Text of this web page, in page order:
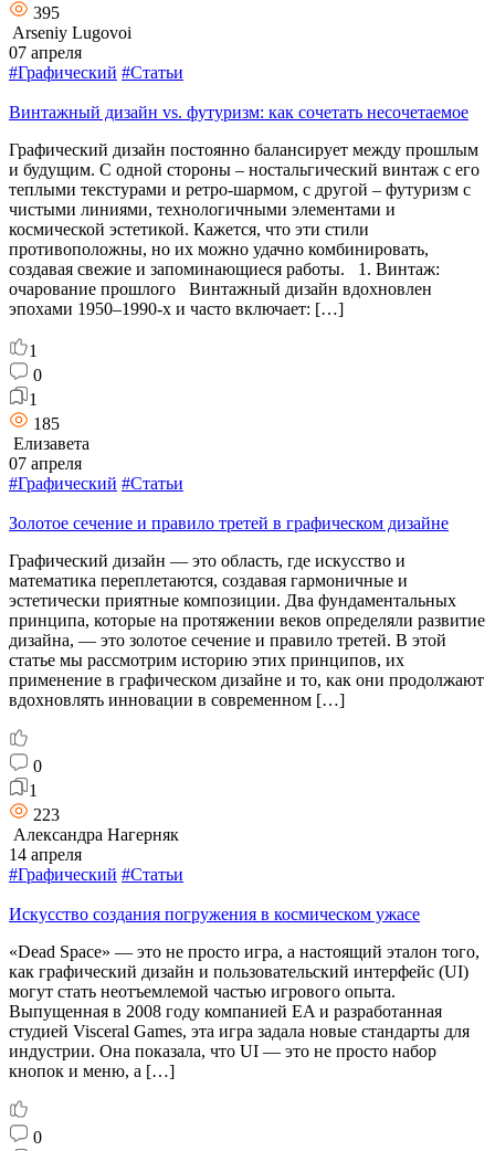
395
Arseniy Lugovoi
07 апреля
#Графический #Статьи
Винтажный дизайн vs. футуризм: как сочетать несочетаемое
Графический дизайн постоянно балансирует между прошлым
и будущим. С одной стороны – ностальгический винтаж с его
теплыми текстурами и ретро-шармом, с другой – футуризм с
чистыми линиями, технологичными элементами и
космической эстетикой. Кажется, что эти стили
противоположны, но их можно удачно комбинировать,
создавая свежие и запоминающиеся работы. 1. Винтаж:
очарование прошлого Винтажный дизайн вдохновлен
эпохами 1950–1990-х и часто включает: […]
1
0
1
185
Елизавета
07 апреля
#Графический #Статьи
Золотое сечение и правило третей в графическом дизайне
Графический дизайн — это область, где искусство и
математика переплетаются, создавая гармоничные и
эстетически приятные композиции. Два фундаментальных
принципа, которые на протяжении веков определяли развитие
дизайна, — это золотое сечение и правило третей. В этой
статье мы рассмотрим историю этих принципов, их
применение в графическом дизайне и то, как они продолжают
вдохновлять инновации в современном […]
0
1
223
Александра Нагерняк
14 апреля
#Графический #Статьи
Искусство создания погружения в космическом ужасе
«Dead Space» — это не просто игра, а настоящий эталон того,
как графический дизайн и пользовательский интерфейс (UI)
могут стать неотъемлемой частью игрового опыта.
Выпущенная в 2008 году компанией EA и разработанная
студией Visceral Games, эта игра задала новые стандарты для
индустрии. Она показала, что UI — это не просто набор
кнопок и меню, а […]
0